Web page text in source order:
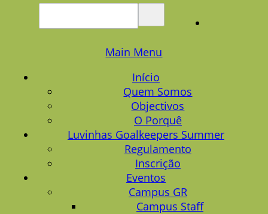
Main Menu
Início
Quem Somos
Objectivos
O Porquê
Luvinhas Goalkeepers Summer
Regulamento
Inscrição
Eventos
Campus GR
Campus Staff